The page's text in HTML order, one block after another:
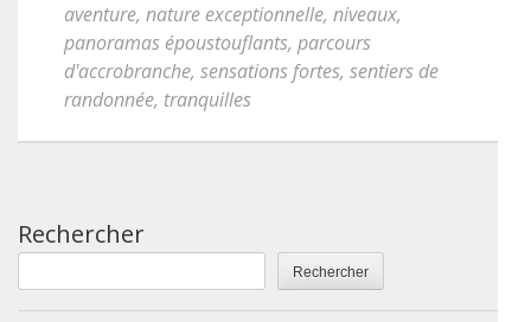
aventure, nature exceptionnelle, niveaux,
panoramas époustouflants, parcours
d'accrobranche, sensations fortes, sentiers de
randonnée, tranquilles
Rechercher
Rechercher